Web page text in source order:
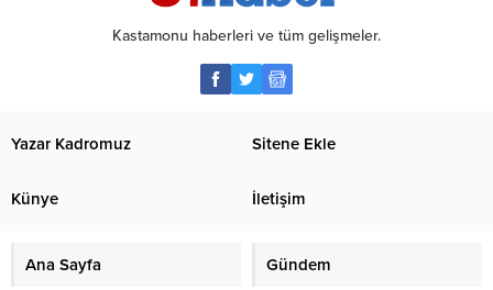
Kastamonu haberleri ve tüm gelişmeler.
Yazar Kadromuz Sitene Ekle
Künye İletişim
Ana Sayfa Gündem